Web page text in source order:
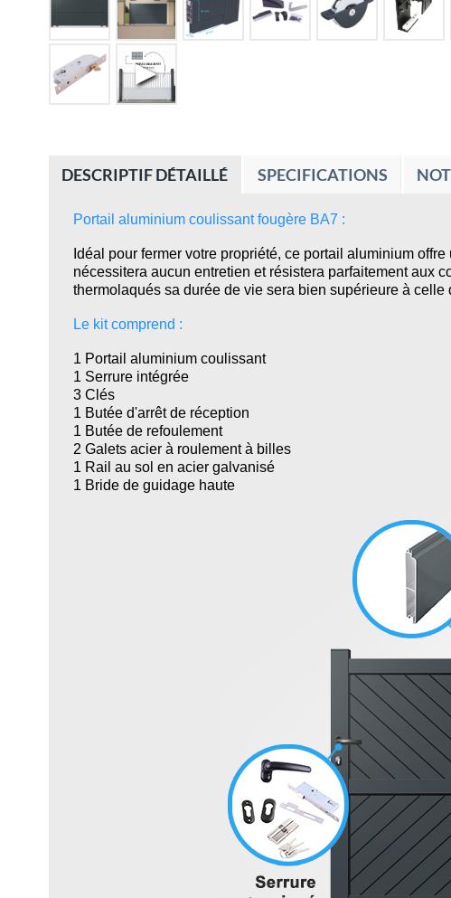
DESCRIPTIF DÉTAILLÉ SPECIFICATIONS
Portail aluminium coulissant fougère BA7 :
Idéal pour fermer votre propriété, ce portail aluminium
nécessitera aucun entretien et résistera parfaitement aux
thermolaqués sa durée de vie sera bien supérieure à celle
Le kit comprend :
1 Portail aluminium coulissant
1 Serrure intégrée
3 Clés
1 Butée d'arrêt de réception
1 Butée de refoulement
2 Galets acier à roulement à billes
1 Rail au sol en acier galvanisé
1 Bride de guidage haute